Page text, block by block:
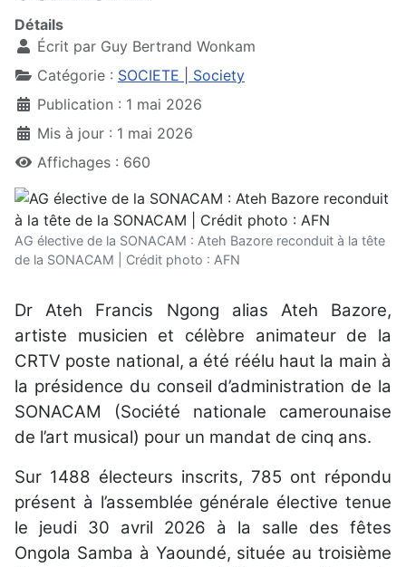
Détails
Écrit par Guy Bertrand Wonkam
Catégorie : SOCIETE | Society
Publication : 1 mai 2026
Mis à jour : 1 mai 2026
Affichages : 660
AG élective de la SONACAM : Ateh Bazore reconduit à la tête
de la SONACAM | Crédit photo : AFN
Dr Ateh Francis Ngong alias Ateh Bazore,
artiste musicien et célèbre animateur de la
CRTV poste national, a été réélu haut la main à
la présidence du conseil d’administration de la
SONACAM (Société nationale camerounaise
de l’art musical) pour un mandat de cinq ans.
Sur 1488 électeurs inscrits, 785 ont répondu
présent à l’assemblée générale élective tenue
le jeudi 30 avril 2026 à la salle des fêtes
Ongola Samba à Yaoundé, située au troisième